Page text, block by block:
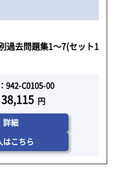
去問題集1～7(セット1
942-C0105-00
38,115 円
詳細
はこちら